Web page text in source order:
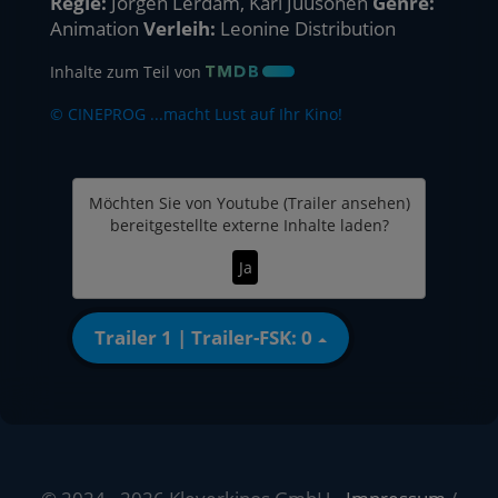
Animation Verleih: Leonine Distribution
Inhalte zum Teil von
© CINEPROG ...macht Lust auf Ihr Kino!
Möchten Sie von Youtube (Trailer ansehen)
bereitgestellte externe Inhalte laden?
Ja
Trailer 1 | Trailer-FSK: 0